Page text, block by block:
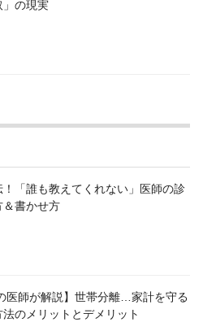
」の現実
！「誰も教えてくれない」医師の診
＆書かせ方
医師が解説】世帯分離…家計を守る
のメリットとデメリット